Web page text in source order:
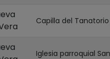
Capilla del
Iglesia parroquial